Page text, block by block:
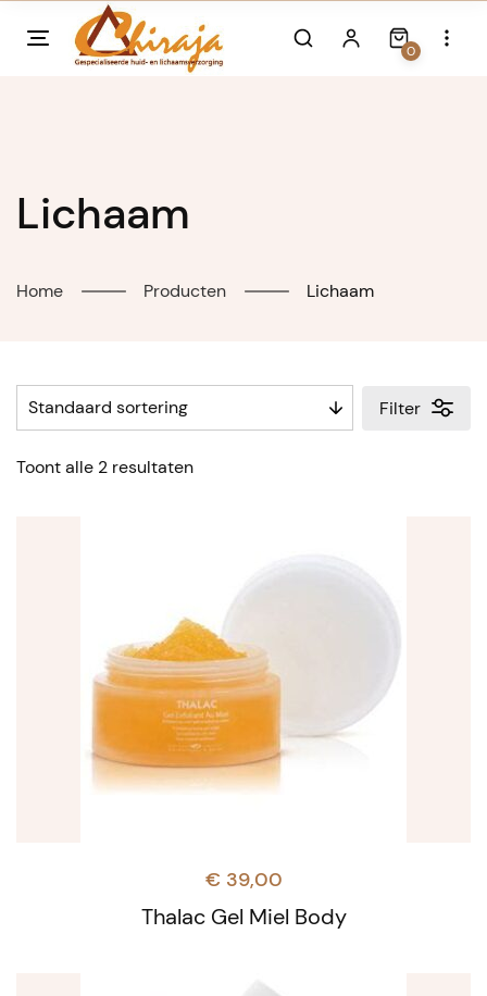
0
Lichaam
Home Producten Lichaam
Filter
Toont alle 2 resultaten
Thalac Gel Miel Body
€ 39,00